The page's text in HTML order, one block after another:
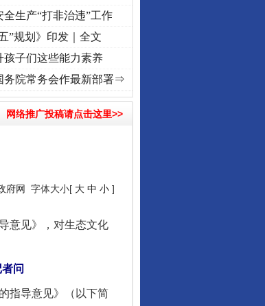
兴征程丨“转折之城”激荡..·[视频]
生产“打非治违”工作
”规划》印发｜全文
孩子们这些能力素养
务院常务会作最新部署⇒
网络推广投稿请点击这里>>
府网 字体大小[ 大 中 小 ]
意见》，对生态文化
问
指导意见》（以下简